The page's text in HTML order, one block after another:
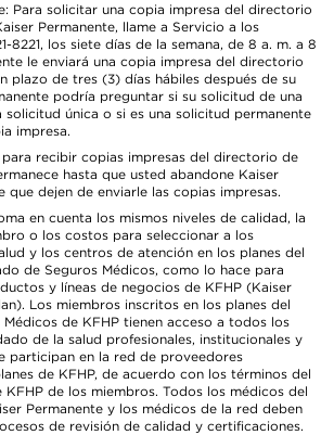
Para solicitar una copia impresa del directorio
Permanente, llame a Servicio a los
8221, los siete días de la semana, de 8 a. m. a 8
le enviará una copia impresa del directorio
plazo de tres (3) días hábiles después de su
podría preguntar si su solicitud de una
solicitud única o si es una solicitud permanente
impresa.
recibir copias impresas del directorio de
hasta que usted abandone Kaiser
que dejen de enviarle las copias impresas.
en cuenta los mismos niveles de calidad, la
o los costos para seleccionar a los
y los centros de atención en los planes del
de Seguros Médicos, como lo hace para
y líneas de negocios de KFHP (Kaiser
Los miembros inscritos en los planes del
de KFHP tienen acceso a todos los
de la salud profesionales, institucionales y
participan en la red de proveedores
de KFHP, de acuerdo con los términos del
de los miembros. Todos los médicos del
Permanente y los médicos de la red deben
de revisión de calidad y certificaciones.